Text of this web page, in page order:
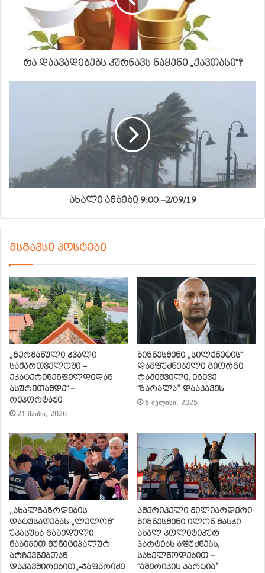
რა დაავადებებს კურნავს ნაყენი „ქავთასი“?
ახალი ამბები 9:00 –2/09/19
მსგავსი პოსტები
„გერმანული კვალი
საქართველოში –
ეკატერინენფელდიდან
ასურეთამდე“ –
რეპორტაჟი
21 მაისი, 2026
ბიზნესმენი „სილქნეტის“
დამფუძნებელი გიორგი
რამიშვილი, იგივე
“ზარალა” დააკავეს
6 ივლისი, 2025
,,ახალგაზრდების
დატუსაღებას „ლელომ“
უპასუხა გაბედული
ნაბიჯით მუნიციპალურ
არჩევნებთან
დაკავშირებით,,-ჯაფარიძე
ამერიკელი მილიარდერი
ბიზნესმენი ილონ მასკი
ახალ პოლიტიკურ
პარტიას აფუძნებს,
სახელწოდებით –
“ამერიკის პარტია”